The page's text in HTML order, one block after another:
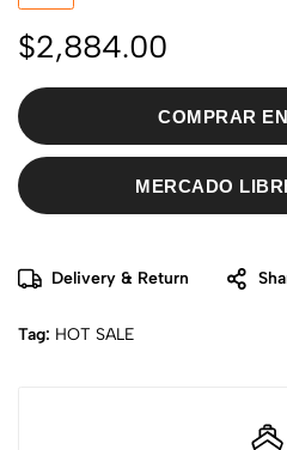
$2,884.00
COMPRAR
MERCADO
Delivery & Return
Tag: HOT SALE